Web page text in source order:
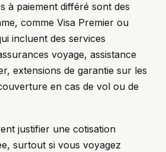
à paiement différé sont des
comme Visa Premier ou
incluent des services
voyage, assistance
extensions de garantie sur les
en cas de vol ou de
justifier une cotisation
surtout si vous voyagez